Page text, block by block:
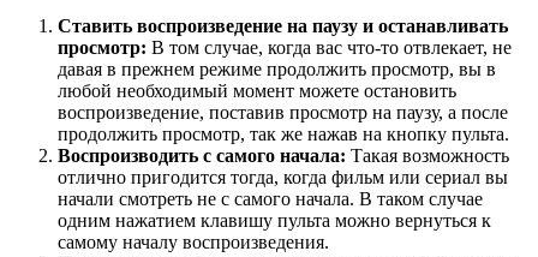
Ставить воспроизведение на паузу и останавливать
просмотр: В том случае, когда вас что-то отвлекает, не
давая в прежнем режиме продолжить просмотр, вы в
любой необходимый момент можете остановить
воспроизведение, поставив просмотр на паузу, а после
продолжить просмотр, так же нажав на кнопку пульта.
Воспроизводить с самого начала: Такая возможность
отлично пригодится тогда, когда фильм или сериал вы
начали смотреть не с самого начала. В таком случае
одним нажатием клавишу пульта можно вернуться к
самому началу воспроизведения.